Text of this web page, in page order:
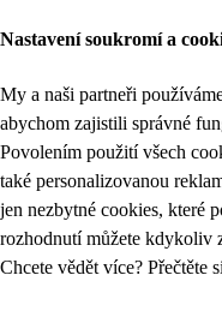
Nastavení soukromí a
My a naši partneři
abychom zajistili správné
Povolením použití všech
také personalizovanou
jen nezbytné cookies, které
rozhodnutí můžete kdykoliv
Chcete vědět více? Přečtěte